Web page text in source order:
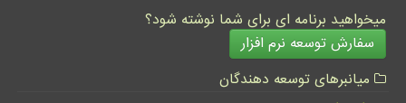
میخواهید برنامه ای برای شما نوشته شود؟
سفارش توسعه نرم افزار
میانبرهای توسعه دهندگان